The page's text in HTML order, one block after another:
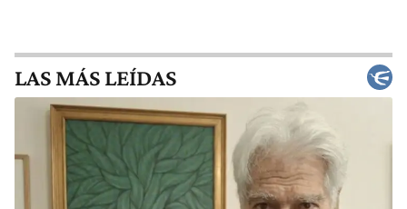
LAS MÁS LEÍDAS